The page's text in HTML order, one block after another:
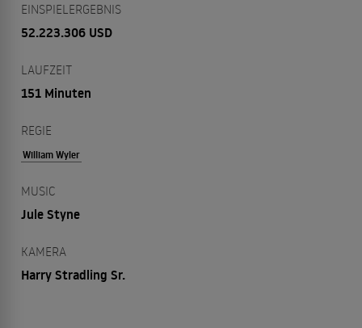
EINSPIELERGEBNIS
52.223.306 USD
LAUFZEIT
151 Minuten
REGIE
William Wyler
MUSIC
Jule Styne
KAMERA
Harry Stradling Sr.